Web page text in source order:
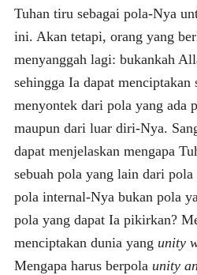
Tuhan tiru sebagai pola-Nya
ini. Akan tetapi, orang yang
menyanggah lagi: bukankah
sehingga Ia dapat menciptakan
menyontek dari pola yang ada
maupun dari luar diri-Nya.
dapat menjelaskan mengapa
sebuah pola yang lain dari
pola internal-Nya bukan pola
pola yang dapat Ia pikirkan?
menciptakan dunia yang unity
Mengapa harus berpola unity